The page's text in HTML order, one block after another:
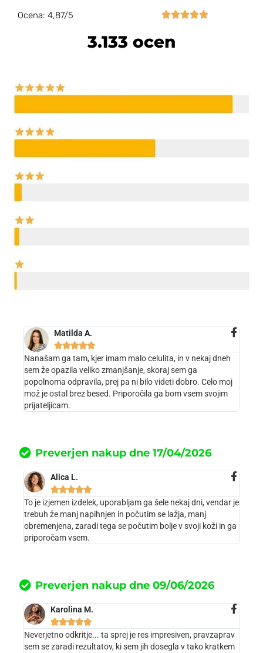
Ocena: 4,87/5 
3.133 ocen
Matilda A.

Nanašam ga tam, kjer imam malo celulita, in v nekaj dneh
sem že opazila veliko zmanjšanje, skoraj sem ga
popolnoma odpravila, prej pa ni bilo videti dobro. Celo moj
mož je ostal brez besed. Priporočila ga bom vsem svojim
prijateljicam.
Preverjen nakup dne 17/04/2026
Alica L.

To je izjemen izdelek, uporabljam ga šele nekaj dni, vendar je
trebuh že manj napihnjen in počutim se lažja, manj
obremenjena, zaradi tega se počutim bolje v svoji koži in ga
priporočam vsem.
Preverjen nakup dne 09/06/2026
Karolina M.

Neverjetno odkritje... ta sprej je res impresiven, pravzaprav
sem se zaradi rezultatov, ki sem jih dosegla v tako kratkem